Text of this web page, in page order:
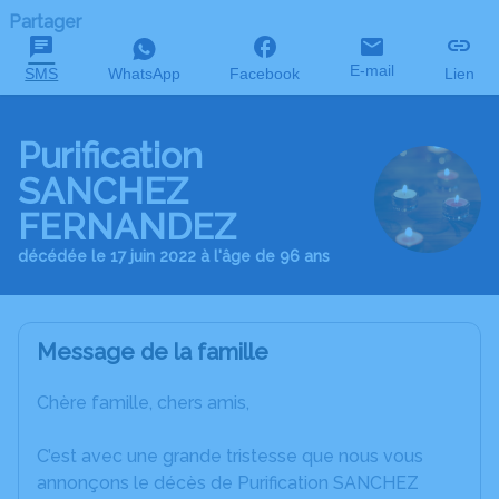
Partager
SMS WhatsApp Facebook E-mail Lien
Purification
SANCHEZ
FERNANDEZ
décédée le 17 juin 2022 à l'âge de 96 ans
Message de la famille
Chère famille, chers amis,
C’est avec une grande tristesse que nous vous
annonçons le décès de Purification SANCHEZ